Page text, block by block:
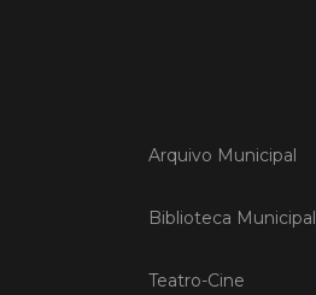
Arquivo Municipal
Biblioteca Municipal
Teatro-Cine